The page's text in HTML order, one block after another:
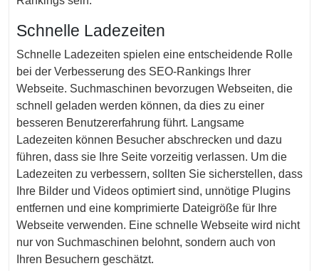
Schnelle Ladezeiten
Schnelle Ladezeiten spielen eine entscheidende Rolle
bei der Verbesserung des SEO-Rankings Ihrer
Webseite. Suchmaschinen bevorzugen Webseiten, die
schnell geladen werden können, da dies zu einer
besseren Benutzererfahrung führt. Langsame
Ladezeiten können Besucher abschrecken und dazu
führen, dass sie Ihre Seite vorzeitig verlassen. Um die
Ladezeiten zu verbessern, sollten Sie sicherstellen, dass
Ihre Bilder und Videos optimiert sind, unnötige Plugins
entfernen und eine komprimierte Dateigröße für Ihre
Webseite verwenden. Eine schnelle Webseite wird nicht
nur von Suchmaschinen belohnt, sondern auch von
Ihren Besuchern geschätzt.